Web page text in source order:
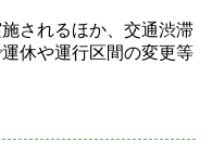
されるほか、交通渋滞
休や運行区間の変更等